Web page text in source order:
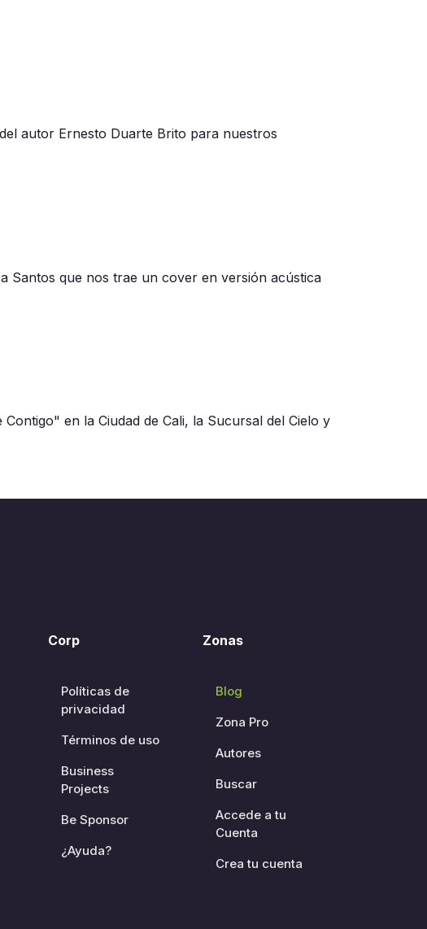
autor Ernesto Duarte Brito para nuestros
Santos que nos trae un cover en versión acústica
en la Ciudad de Cali, la Sucursal del Cielo y
Corp
Políticas de
privacidad
Términos de uso
Business
Projects
Be Sponsor
¿Ayuda?
Zonas
Blog
Zona Pro
Autores
Buscar
Accede a tu
Cuenta
Crea tu cuenta